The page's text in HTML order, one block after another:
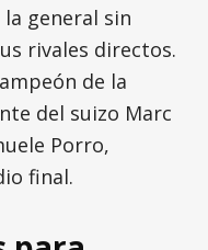
general sin
rivales directos.
de la
del suizo Marc
Porro,
final.